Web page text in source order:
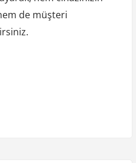
de müşteri